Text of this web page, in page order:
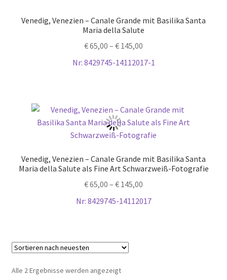
Venedig, Venezien – Canale Grande mit Basilika Santa
Maria della Salute
€65,00 – € 145,00
Nr: 8429745-14112017-1
Venedig, Venezien – Canale Grande mit Basilika Santa
Maria della Salute als Fine Art Schwarzweiß-Fotografie
€65,00 – € 145,00
Nr: 8429745-14112017
Alle 2 Ergebnisse werden angezeigtNach